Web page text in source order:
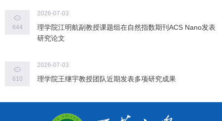
644
2026-07-03
理学院江明航副教授课题组在自然指数期刊ACS Nano发表
研究论文
610
2026-07-03
理学院王继宇教授团队近期发表多项研究成果